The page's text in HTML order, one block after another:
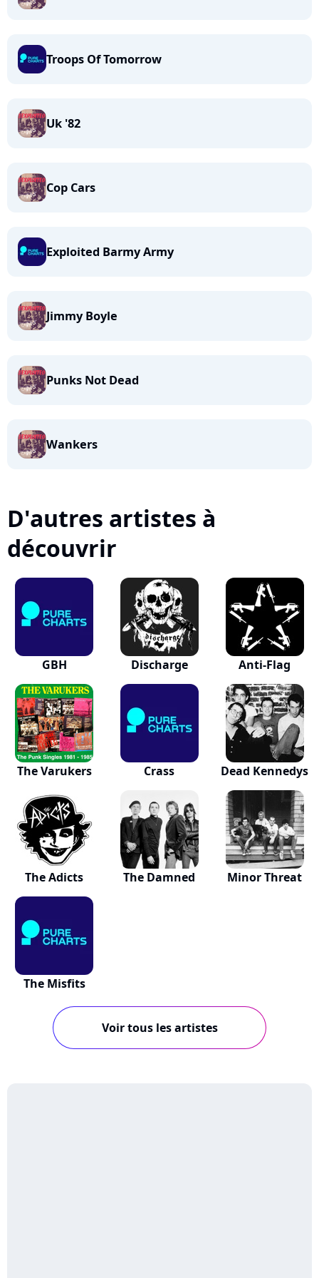
Troops Of Tomorrow
Uk '82
Cop Cars
Exploited Barmy Army
Jimmy Boyle
Punks Not Dead
Wankers
D'autres artistes à
découvrir
GBH Discharge Anti-Flag
The Varukers Crass Dead Kennedys
The Adicts The Damned Minor Threat
The Misfits
Voir tous les artistes